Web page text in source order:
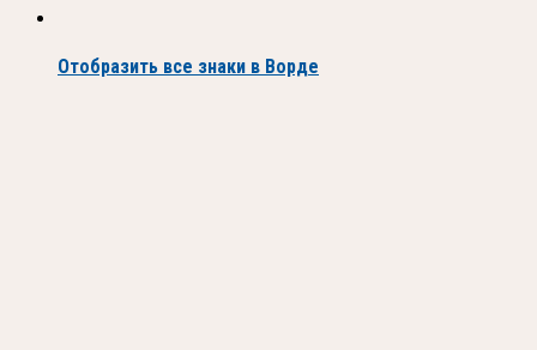
Отобразить все знаки в Ворде